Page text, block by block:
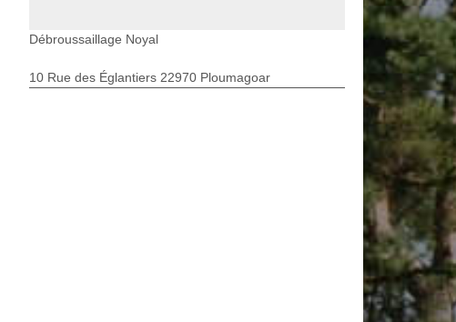
Débroussaillage Noyal
10 Rue des Églantiers 22970 Ploumagoar